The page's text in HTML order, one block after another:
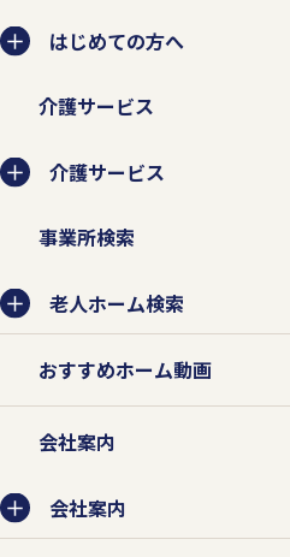
はありません。また、
どによって業務委託先
務付けるとともに、業
2.個人情報の紛失
ん、および漏えい
対策を行います。
えいなどを防止するた
はじめての方へ
介護サービス
介護サービス
事業所検索
老人ホーム検索
おすすめホーム動画
会社案内
会社案内